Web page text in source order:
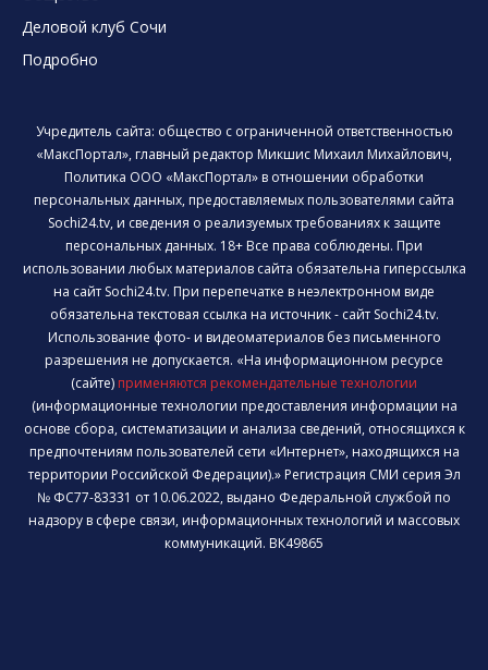
Деловой клуб Сочи
Подробно
Учредитель сайта: общество с ограниченной ответственностью
«МаксПортал», главный редактор Микшис Михаил Михайлович,
Политика ООО «МаксПортал» в отношении обработки
персональных данных, предоставляемых пользователями сайта
Sochi24.tv, и сведения о реализуемых требованиях к защите
персональных данных. 18+ Все права соблюдены. При
использовании любых материалов сайта обязательна гиперссылка
на сайт Sochi24.tv. При перепечатке в неэлектронном виде
обязательна текстовая ссылка на источник - сайт Sochi24.tv.
Использование фото- и видеоматериалов без письменного
разрешения не допускается. «На информационном ресурсе
(сайте) применяются рекомендательные технологии
(информационные технологии предоставления информации на
основе сбора, систематизации и анализа сведений, относящихся к
предпочтениям пользователей сети «Интернет», находящихся на
территории Российской Федерации).» Регистрация СМИ серия Эл
№ ФС77-83331 от 10.06.2022, выдано Федеральной службой по
надзору в сфере связи, информационных технологий и массовых
коммуникаций. ВК49865